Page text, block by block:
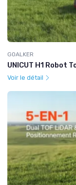
GOALKER
UNICUT H1 Robot
Voir le détail